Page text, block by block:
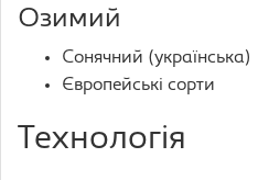
Озимий
Сонячний (українська)
Європейські сорти
Технологія